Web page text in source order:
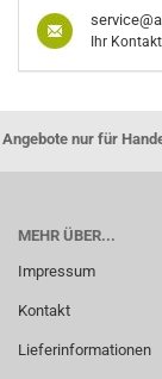
Ihr
Angebote nur für
MEHR ÜBER...
Impressum
Kontakt
Lieferinformationen